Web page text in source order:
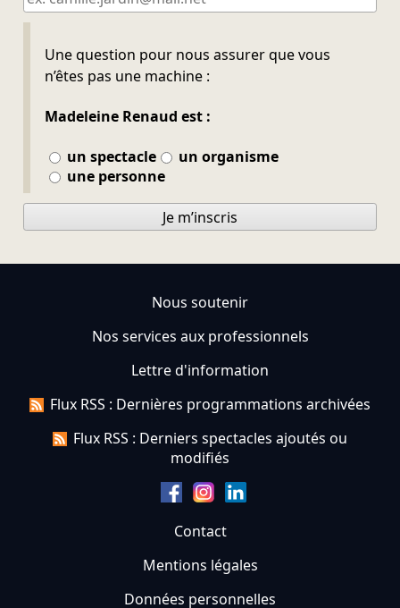
Une question pour nous assurer que vous
n’êtes pas une machine :
Madeleine Renaud est :
un spectacle
un organisme
une personne
Ne pas remplir
Je m’inscris
Nous soutenir
Nos services aux professionnels
Lettre d'information
Flux RSS : Dernières programmations archivées
Flux RSS : Derniers spectacles ajoutés ou
modifiés
Contact
Mentions légales
Données personnelles